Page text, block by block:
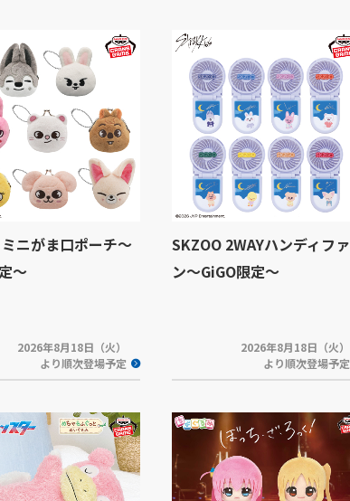
ニがま口ポーチ～
～
2026年8月18日（火）
より順次登場予定
SKZOO 2WAYハンディファ
ン～GiGO限定～
2026年8月18日（火）
より順次登場予定